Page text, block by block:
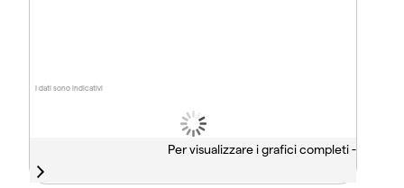
I dati sono indicativi
Per visualizzare i grafici completi -